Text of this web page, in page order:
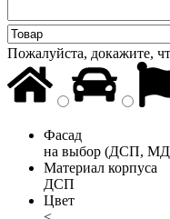
Пожалуйста, докажите,
Фасад
на выбор (ДСП,
Материал корпуса
ДСП
Цвет